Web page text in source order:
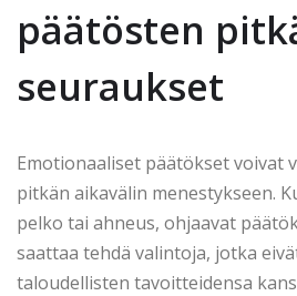
päätösten
seuraukset
Emotionaaliset päätökset voivat
pitkän aikavälin menestykseen.
pelko tai ahneus, ohjaavat
saattaa tehdä valintoja, jotka
taloudellisten tavoitteidensa